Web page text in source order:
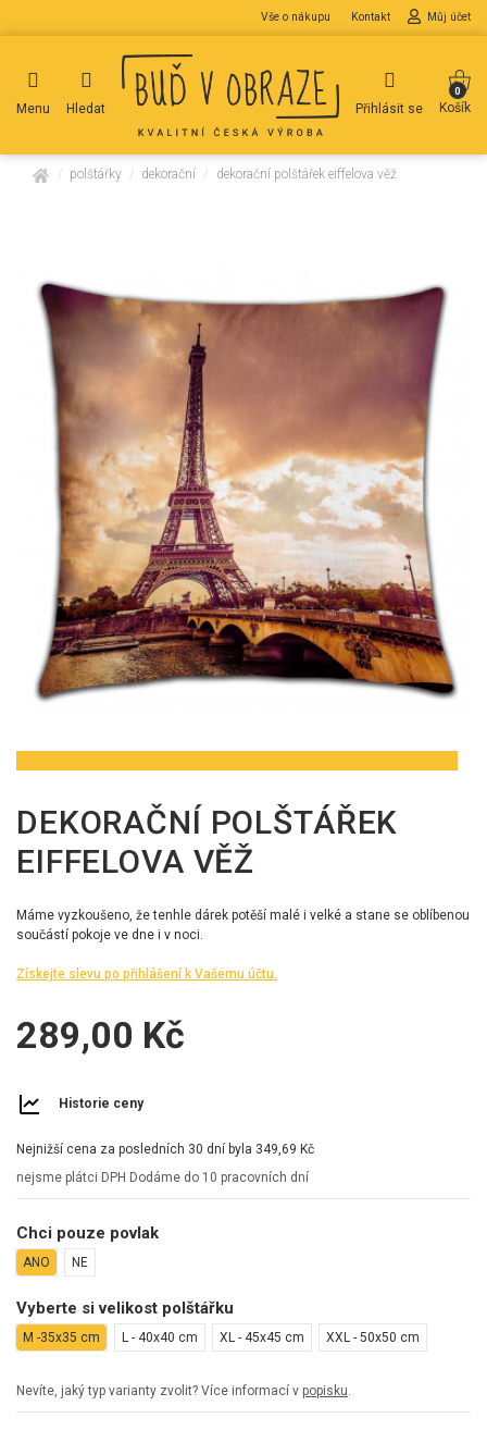
Vše o nákupu Kontakt Můj účet
Menu Hledat Přihlásit se
0
Košík
domů polštářky dekorační dekorační polštářek eiffelova věž
DEKORAČNÍ POLŠTÁŘEK
EIFFELOVA VĚŽ
Máme vyzkoušeno, že tenhle dárek potěší malé i velké a stane se oblíbenou
součástí pokoje ve dne i v noci.
Získejte slevu po přihlášení k Vašemu účtu.
289,00 Kč
Historie ceny
Nejnižší cena za posledních 30 dní byla 349,69 Kč
nejsme plátci DPH Dodáme do 10 pracovních dní
Chci pouze povlak
ANO NE
Vyberte si velikost polštářku
M -35x35 cm L - 40x40 cm XL - 45x45 cm XXL - 50x50 cm
Nevíte, jaký typ varianty zvolit? Více informací v popisku.